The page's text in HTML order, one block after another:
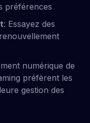
préférences
: Essayez des
numérique de
préfèrent les
gestion des